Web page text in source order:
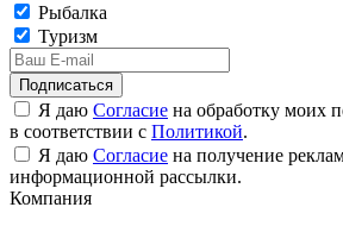
Рыбалка
Туризм
Подписаться
Я даю Согласие на обработку моих
в соответствии с Политикой.
Я даю Согласие на получение
информационной рассылки.
Компания